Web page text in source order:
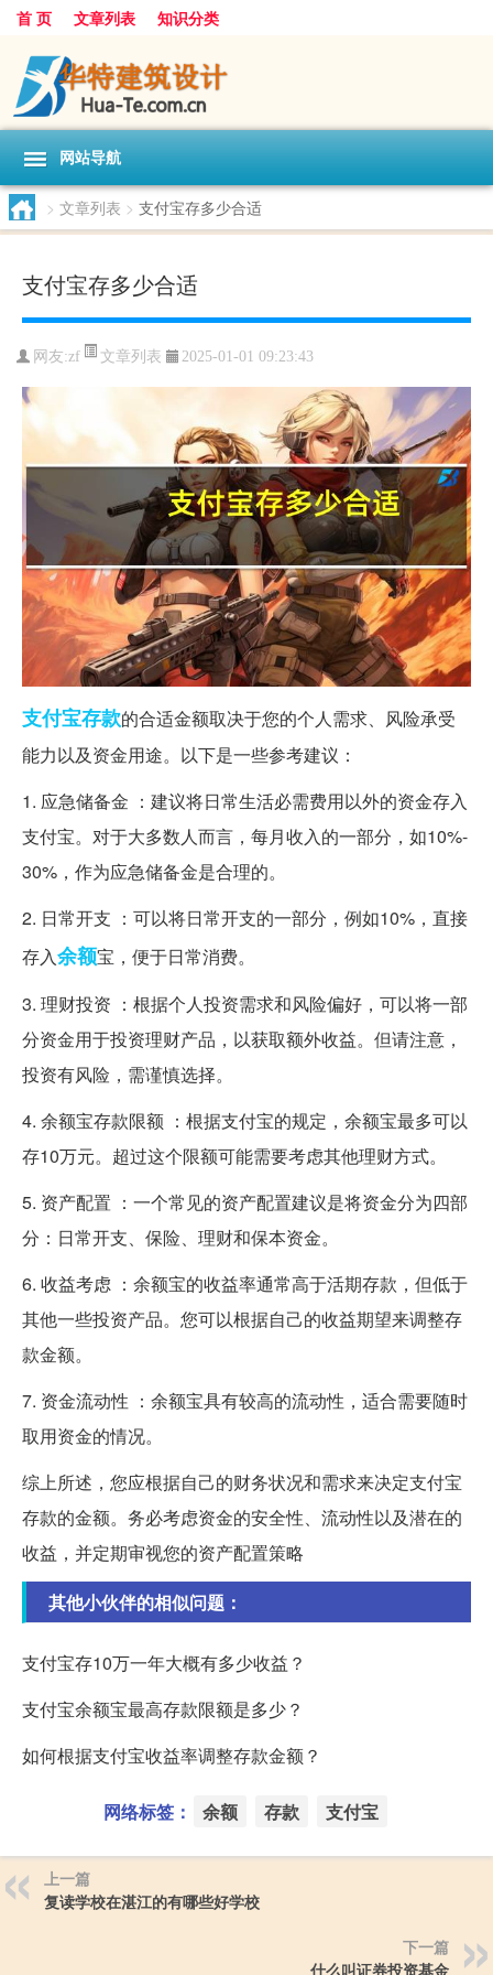
首 页 文章列表 知识分类
网站导航
> 文章列表 > 支付宝存多少合适
支付宝存多少合适
网友:zf 文章列表 2025-01-01 09:23:43
支付宝存款的合适金额取决于您的个人需求、风险承受
能力以及资金用途。以下是一些参考建议：
1. 应急储备金 ：建议将日常生活必需费用以外的资金存入
支付宝。对于大多数人而言，每月收入的一部分，如10%-
30%，作为应急储备金是合理的。
2. 日常开支 ：可以将日常开支的一部分，例如10%，直接
存入余额宝，便于日常消费。
3. 理财投资 ：根据个人投资需求和风险偏好，可以将一部
分资金用于投资理财产品，以获取额外收益。但请注意，
投资有风险，需谨慎选择。
4. 余额宝存款限额 ：根据支付宝的规定，余额宝最多可以
存10万元。超过这个限额可能需要考虑其他理财方式。
5. 资产配置 ：一个常见的资产配置建议是将资金分为四部
分：日常开支、保险、理财和保本资金。
6. 收益考虑 ：余额宝的收益率通常高于活期存款，但低于
其他一些投资产品。您可以根据自己的收益期望来调整存
款金额。
7. 资金流动性 ：余额宝具有较高的流动性，适合需要随时
取用资金的情况。
综上所述，您应根据自己的财务状况和需求来决定支付宝
存款的金额。务必考虑资金的安全性、流动性以及潜在的
收益，并定期审视您的资产配置策略
其他小伙伴的相似问题：
支付宝存10万一年大概有多少收益？
支付宝余额宝最高存款限额是多少？
如何根据支付宝收益率调整存款金额？
网络标签： 余额 存款 支付宝
上一篇
复读学校在湛江的有哪些好学校
下一篇
什么叫证券投资基金